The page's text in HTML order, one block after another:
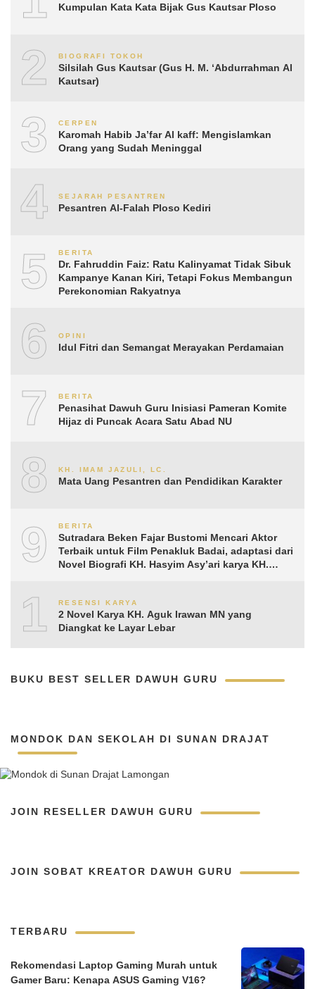
Kumpulan Kata Kata Bijak Gus Kautsar Ploso
2 BIOGRAFI TOKOH
Silsilah Gus Kautsar (Gus H. M. ‘Abdurrahman Al
Kautsar)
3 CERPEN
Karomah Habib Ja’far Al kaff: Mengislamkan
Orang yang Sudah Meninggal
4 SEJARAH PESANTREN
Pesantren Al-Falah Ploso Kediri
5 BERITA
Dr. Fahruddin Faiz: Ratu Kalinyamat Tidak Sibuk
Kampanye Kanan Kiri, Tetapi Fokus Membangun
Perekonomian Rakyatnya
6 OPINI
Idul Fitri dan Semangat Merayakan Perdamaian
7 BERITA
Penasihat Dawuh Guru Inisiasi Pameran Komite
Hijaz di Puncak Acara Satu Abad NU
8 KH. IMAM JAZULI, LC.
Mata Uang Pesantren dan Pendidikan Karakter
9 BERITA
Sutradara Beken Fajar Bustomi Mencari Aktor
Terbaik untuk Film Penakluk Badai, adaptasi dari
Novel Biografi KH. Hasyim Asy’ari karya KH.
10RESENSI KARYA
2 Novel Karya KH. Aguk Irawan MN yang
Diangkat ke Layar Lebar
BUKU BEST SELLER DAWUH GURU
MONDOK DAN SEKOLAH DI SUNAN DRAJAT
JOIN RESELLER DAWUH GURU
JOIN SOBAT KREATOR DAWUH GURU
TERBARU
Rekomendasi Laptop Gaming Murah untuk
Gamer Baru: Kenapa ASUS Gaming V16?